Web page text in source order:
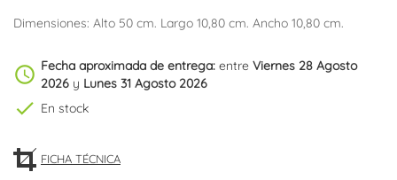
Dimensiones: Alto 50 cm. Largo 10,80 cm. Ancho 10,80 cm.
schedule Fecha aproximada de entrega: entre Viernes 28 Agosto
2026 y Lunes 31 Agosto 2026
check En stock
FICHA TÉCNICA